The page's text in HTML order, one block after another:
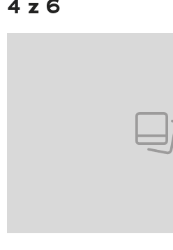
4 z 6